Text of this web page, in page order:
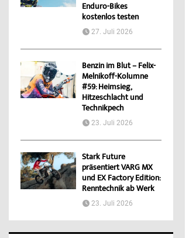
Enduro-Bikes
kostenlos testen
27. Juli 2026
Benzin im Blut – Felix-
Melnikoff-Kolumne
#59: Heimsieg,
Hitzeschlacht und
Technikpech
23. Juli 2026
Stark Future
präsentiert VARG MX
und EX Factory Edition:
Renntechnik ab Werk
23. Juli 2026